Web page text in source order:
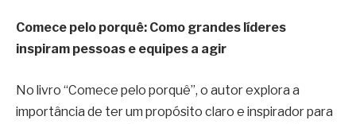
Comece pelo porquê: Como grandes líderes
inspiram pessoas e equipes a agir
No livro “Comece pelo porquê”, o autor explora a
importância de ter um propósito claro e inspirador para